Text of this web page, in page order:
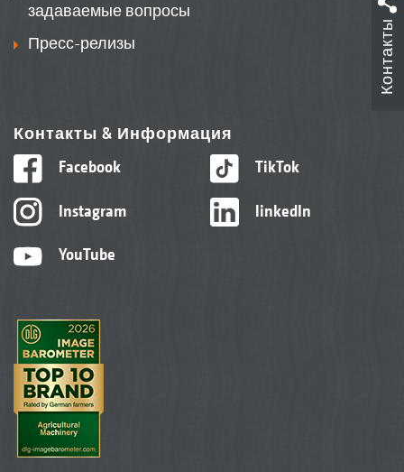
задаваемые вопросы
Пресс-релизы
Контакты & Информация
Facebook
Instagram
YouTube
TikTok
linkedIn
Контакты